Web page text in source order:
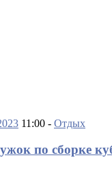
11:00 - Отдых
по сборке